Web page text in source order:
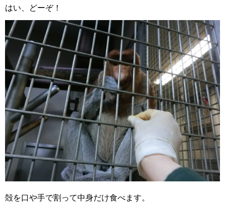
はい、どーぞ！
殻を口や手で割って中身だけ食べます。